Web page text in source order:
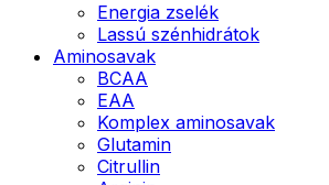
Energia zselék
Lassú szénhidrátok
Aminosavak
BCAA
EAA
Komplex aminosavak
Glutamin
Citrullin